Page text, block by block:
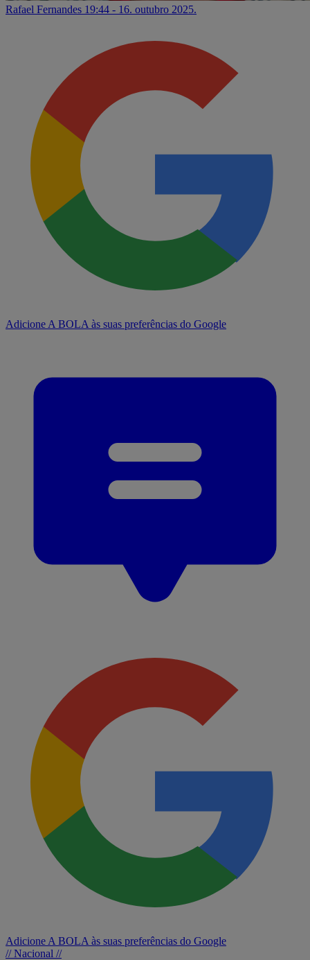
Rafael Fernandes 19:44 - 16. outubro 2025.
Adicione A BOLA às suas preferências do Google
Adicione A BOLA às suas preferências do Google
// Nacional //